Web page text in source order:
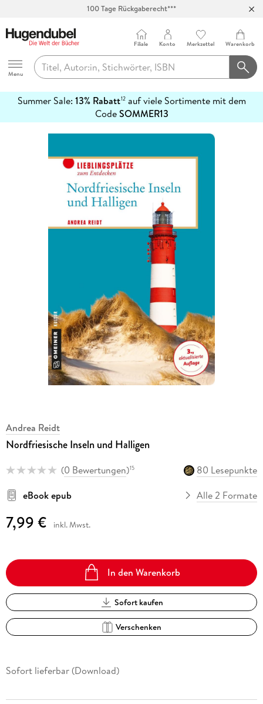
100 Tage Rückgaberecht***
Hugendubel
Menu
Filiale Konto Merkzettel Warenkorb
Summer Sale: 13% Rabatt12auf viele Sortimente mit dem
CodeSOMMER13
erfahren
Andrea Reidt
Nordfriesische Inseln und Halligen
(0 Bewertungen)15
80 Lesepunkte
eBook epub
Alle 2 Formate
7,99 € inkl. Mwst.
In den Warenkorb
Sofort kaufen
Verschenken
Sofort lieferbar (Download)